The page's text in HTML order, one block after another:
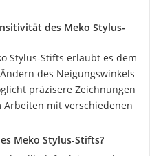
des Meko Stylus-
Stylus-Stifts erlaubt es dem
des Neigungswinkels
präzisere Zeichnungen
mit verschiedenen
Meko Stylus-Stifts?